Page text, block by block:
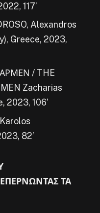
117’
Alexandros
Greece, 2023,
/ THE
Zacharias
2023, 106’
82’
ΤΑ